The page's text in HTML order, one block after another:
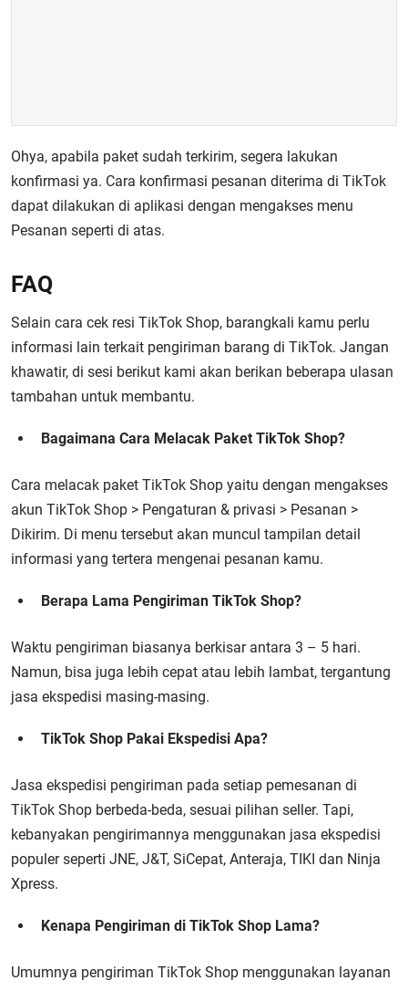
Ohya, apabila paket sudah terkirim, segera lakukan
konfirmasi ya. Cara konfirmasi pesanan diterima di TikTok
dapat dilakukan di aplikasi dengan mengakses menu
Pesanan seperti di atas.
FAQ
Selain cara cek resi TikTok Shop, barangkali kamu perlu
informasi lain terkait pengiriman barang di TikTok. Jangan
khawatir, di sesi berikut kami akan berikan beberapa ulasan
tambahan untuk membantu.
Bagaimana Cara Melacak Paket TikTok Shop?
Cara melacak paket TikTok Shop yaitu dengan mengakses
akun TikTok Shop > Pengaturan & privasi > Pesanan >
Dikirim. Di menu tersebut akan muncul tampilan detail
informasi yang tertera mengenai pesanan kamu.
Berapa Lama Pengiriman TikTok Shop?
Waktu pengiriman biasanya berkisar antara 3 – 5 hari.
Namun, bisa juga lebih cepat atau lebih lambat, tergantung
jasa ekspedisi masing-masing.
TikTok Shop Pakai Ekspedisi Apa?
Jasa ekspedisi pengiriman pada setiap pemesanan di
TikTok Shop berbeda-beda, sesuai pilihan seller. Tapi,
kebanyakan pengirimannya menggunakan jasa ekspedisi
populer seperti JNE, J&T, SiCepat, Anteraja, TIKI dan Ninja
Xpress.
Kenapa Pengiriman di TikTok Shop Lama?
Umumnya pengiriman TikTok Shop menggunakan layanan